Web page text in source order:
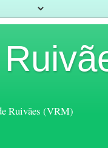
Ruivães (VRM)